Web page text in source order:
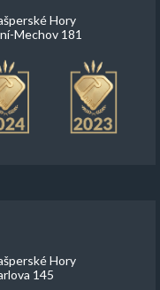
Hory
Mechov 181
Hory
145